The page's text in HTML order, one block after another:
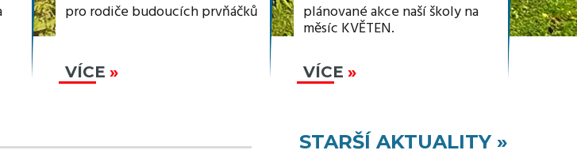
pro rodiče budoucích prvňáčků
VÍCE
plánované akce naší školy na
měsíc KVĚTEN.
VÍCE
STARŠÍ AKTUALITY »